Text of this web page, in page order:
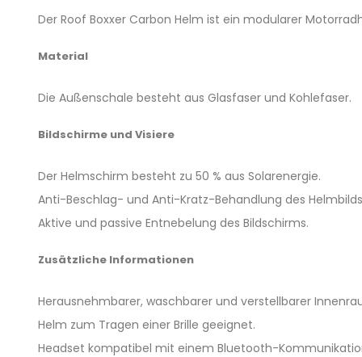
Der Roof Boxxer Carbon Helm ist ein modularer
Material
Die Außenschale besteht aus Glasfaser und Kohlefaser.
Bildschirme und Visiere
Der Helmschirm besteht zu 50 % aus Solarenergie.
Anti-Beschlag- und Anti-Kratz-Behandlung des
Aktive und passive Entnebelung des Bildschirms.
Zusätzliche Informationen
Herausnehmbarer, waschbarer und verstellbarer
Helm zum Tragen einer Brille geeignet.
Headset kompatibel mit einem Bluetooth-